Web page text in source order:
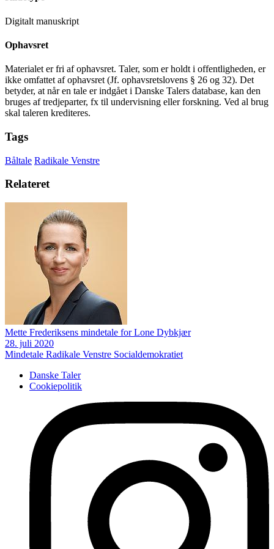
Digitalt manuskript
Ophavsret
Materialet er fri af ophavsret. Taler, som er holdt i offentligheden, er
ikke omfattet af ophavsret (Jf. ophavsretslovens § 26 og 32). Det
betyder, at når en tale er indgået i Danske Talers database, kan den
bruges af tredjeparter, fx til undervisning eller forskning. Ved al brug
skal taleren krediteres.
Tags
Båltale Radikale Venstre
Relateret
Mette Frederiksens mindetale for Lone Dybkjær
28. juli 2020
Mindetale Radikale Venstre Socialdemokratiet
Danske Taler
Cookiepolitik